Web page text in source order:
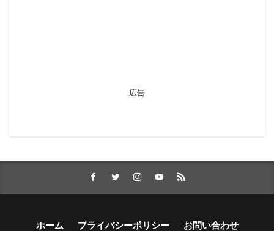
広告
ホーム プライバシーポリシー お問い合わせ